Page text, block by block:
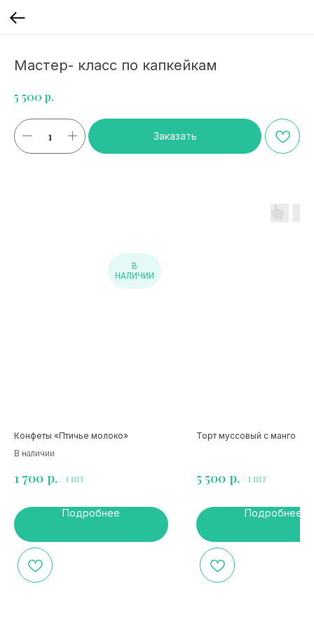
Мастер- класс по капкейкам
5 500 р.
Заказать
В
НАЛИЧИИ
Конфеты «Птичье молоко»
В наличии
1 700 р. / 1 шт
Подробнее
Торт муссовый с манго
5 500 р. / 1 шт
Подробнее